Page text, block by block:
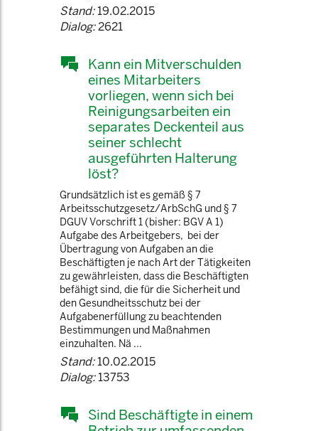
Stand:19.02.2015
Dialog:2621
Kann ein Mitverschulden
eines Mitarbeiters
vorliegen, wenn sich bei
Reinigungsarbeiten ein
separates Deckenteil aus
seiner schlecht
ausgeführten Halterung
löst?
Grundsätzlich ist es gemäß § 7
Arbeitsschutzgesetz/ArbSchG und § 7
DGUV Vorschrift 1 (bisher: BGV A 1)
Aufgabe des Arbeitgebers, bei der
Übertragung von Aufgaben an die
Beschäftigten je nach Art der Tätigkeiten
zu gewährleisten, dass die Beschäftigten
befähigt sind, die für die Sicherheit und
den Gesundheitsschutz bei der
Aufgabenerfüllung zu beachtenden
Bestimmungen und Maßnahmen
einzuhalten. Nä ...
Stand:10.02.2015
Dialog:13753
Sind Beschäftigte in einem